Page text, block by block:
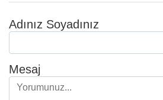
Adınız Soyadınız
Mesaj